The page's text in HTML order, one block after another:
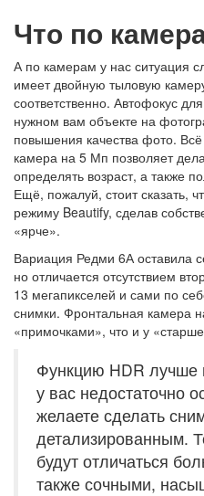
Что по
А по камерам у нас ситуация
имеет двойную тыловую
соответственно. Автофокус
нужном вам объекте на
повышения качества фото.
камера на 5 Мп позволяет
определять возраст, а также
Ещё, пожалуй, стоит сказать,
режиму Beautify, сделав
«ярче».
Вариация Редми 6А оставила
но отличается отсутствием
13 мегапикселей и сами по
снимки. Фронтальная камера
«примочками», что и у
Функцию HDR лучше
у вас недостаточно
желаете сделать
детализированным.
будут отличаться
также сочными,